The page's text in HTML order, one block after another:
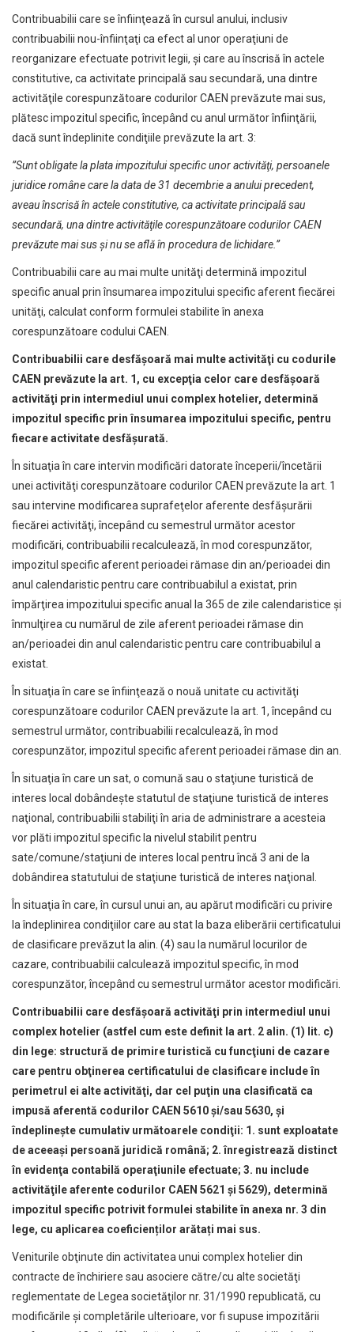
Contribuabilii care se înfiinţează în cursul anului, inclusiv
contribuabilii nou-înfiinţaţi ca efect al unor operaţiuni de
reorganizare efectuate potrivit legii, şi care au înscrisă în actele
constitutive, ca activitate principală sau secundară, una dintre
activităţile corespunzătoare codurilor CAEN prevăzute mai sus,
plătesc impozitul specific, începând cu anul următor înfiinţării,
dacă sunt îndeplinite condiţiile prevăzute la art. 3:
”Sunt obligate la plata impozitului specific unor activităţi, persoanele
juridice române care la data de 31 decembrie a anului precedent,
aveau înscrisă în actele constitutive, ca activitate principală sau
secundară, una dintre activităţile corespunzătoare codurilor CAEN
prevăzute mai sus și nu se află în procedura de lichidare.”
Contribuabilii care au mai multe unităţi determină impozitul
specific anual prin însumarea impozitului specific aferent fiecărei
unităţi, calculat conform formulei stabilite în anexa
corespunzătoare codului CAEN.
Contribuabilii care desfăşoară mai multe activităţi cu codurile
CAEN prevăzute la art. 1, cu excepţia celor care desfăşoară
activităţi prin intermediul unui complex hotelier, determină
impozitul specific prin însumarea impozitului specific, pentru
fiecare activitate desfăşurată.
În situaţia în care intervin modificări datorate începerii/încetării
unei activităţi corespunzătoare codurilor CAEN prevăzute la art. 1
sau intervine modificarea suprafeţelor aferente desfăşurării
fiecărei activităţi, începând cu semestrul următor acestor
modificări, contribuabilii recalculează, în mod corespunzător,
impozitul specific aferent perioadei rămase din an/perioadei din
anul calendaristic pentru care contribuabilul a existat, prin
împărţirea impozitului specific anual la 365 de zile calendaristice şi
înmulţirea cu numărul de zile aferent perioadei rămase din
an/perioadei din anul calendaristic pentru care contribuabilul a
existat.
În situaţia în care se înfiinţează o nouă unitate cu activităţi
corespunzătoare codurilor CAEN prevăzute la art. 1, începând cu
semestrul următor, contribuabilii recalculează, în mod
corespunzător, impozitul specific aferent perioadei rămase din an.
În situaţia în care un sat, o comună sau o staţiune turistică de
interes local dobândeşte statutul de staţiune turistică de interes
naţional, contribuabilii stabiliţi în aria de administrare a acesteia
vor plăti impozitul specific la nivelul stabilit pentru
sate/comune/staţiuni de interes local pentru încă 3 ani de la
dobândirea statutului de staţiune turistică de interes naţional.
În situaţia în care, în cursul unui an, au apărut modificări cu privire
la îndeplinirea condiţiilor care au stat la baza eliberării certificatului
de clasificare prevăzut la alin. (4) sau la numărul locurilor de
cazare, contribuabilii calculează impozitul specific, în mod
corespunzător, începând cu semestrul următor acestor modificări.
Contribuabilii care desfăşoară activităţi prin intermediul unui
complex hotelier (astfel cum este definit la art. 2 alin. (1) lit. c)
din lege: structură de primire turistică cu funcţiuni de cazare
care pentru obţinerea certificatului de clasificare include în
perimetrul ei alte activităţi, dar cel puţin una clasificată ca
impusă aferentă codurilor CAEN 5610 şi/sau 5630, şi
îndeplineşte cumulativ următoarele condiţii: 1. sunt exploatate
de aceeaşi persoană juridică română; 2. înregistrează distinct
în evidenţa contabilă operaţiunile efectuate; 3. nu include
activităţile aferente codurilor CAEN 5621 şi 5629), determină
impozitul specific potrivit formulei stabilite în anexa nr. 3 din
lege, cu aplicarea coeficienților arătați mai sus.
Veniturile obţinute din activitatea unui complex hotelier din
contracte de închiriere sau asociere către/cu alte societăţi
reglementate de Legea societăţilor nr. 31/1990 republicată, cu
modificările şi completările ulterioare, vor fi supuse impozitării